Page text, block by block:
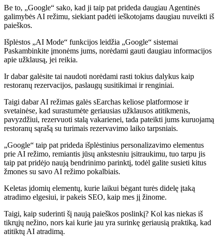
Be to, „Google“ sako, kad ji taip pat prideda daugiau Agentinės
galimybės AI režimu, siekiant padėti ieškotojams daugiau nuveikti iš
paieškos.
Išplėstos „AI Mode“ funkcijos leidžia „Google“ sistemai
Paskambinkite įmonėms jums, norėdami gauti daugiau informacijos
apie užklausą, jei reikia.
Ir dabar galėsite tai naudoti norėdami rasti tokius dalykus kaip
restoranų rezervacijos, paslaugų susitikimai ir renginiai.
Taigi dabar AI režimas galės sEarchas keliose platformose ir
svetainėse, kad surastumėte geriausias užklausos atitikmenis,
pavyzdžiui, rezervuoti stalą vakarienei, tada pateikti jums kuruojamą
restoranų sąrašą su turimais rezervavimo laiko tarpsniais.
„Google“ taip pat prideda išplėstinius personalizavimo elementus
prie AI režimo, remiantis jūsų ankstesniu įsitraukimu, tuo tarpu jis
taip pat pridėjo naują bendrinimo parinktį, todėl galite susieti kitus
žmones su savo AI režimo pokalbiais.
Keletas įdomių elementų, kurie laikui bėgant turės didelę įtaką
atradimo elgesiui, ir pakeis SEO, kaip mes jį žinome.
Taigi, kaip suderinti šį naują paieškos poslinkį? Kol kas niekas iš
tikrųjų nežino, nors kai kurie jau yra surinkę geriausią praktiką, kad
atitiktų AI atradimą.